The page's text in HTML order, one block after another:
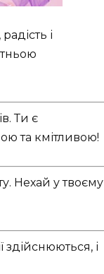
і
Ти є
та кмітливою!
Нехай у твоєму
і